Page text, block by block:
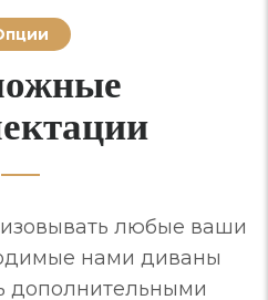
любые ваши
нами диваны
дополнительными